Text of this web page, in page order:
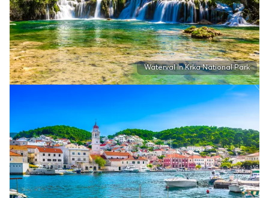
Waterval In Krka National Park